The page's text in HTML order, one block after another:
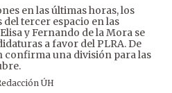
en las últimas horas, los
tercer espacio en las
y Fernando de la Mora se
a favor del PLRA. De
confirma una división para las
ÚH